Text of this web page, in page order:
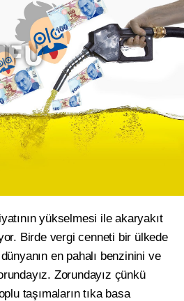
yükselmesi ile akaryakıt
Birde vergi cenneti bir ülkede
en pahalı benzinini ve
Zorundayız çünkü
taşımaların tıka basa